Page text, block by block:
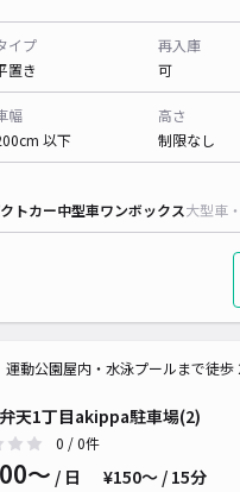
イプ
置き
再入庫
可
幅
以下
高さ
制限なし
トカー中型車ワンボックス大型車
天1丁目akippa駐車場(2)
動公園屋内・水泳プールまで徒歩
0 / 0件
〜 / 日 ¥150〜 / 15分